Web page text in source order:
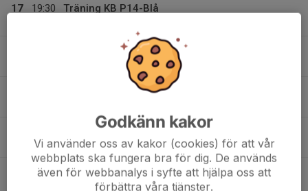
17
19:30
Träning KB P14-Blå
Träning KB P14-Blå
Karlbergsskolans BP
20:00
Träning KB P14-Blå
Stadshagen 2
Godkänn kakor
Vi använder oss av kakor (cookies) för att vår
webbplats ska fungera bra för dig. De används
även för webbanalys i syfte att hjälpa oss att
förbättra våra tjänster.